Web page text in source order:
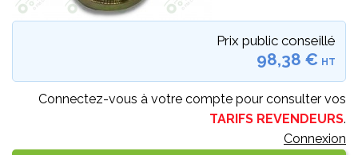
Prix public conseillé
98,38 € HT
Connectez-vous à votre compte pour consulter vos
TARIFS REVENDEURS.
Connexion